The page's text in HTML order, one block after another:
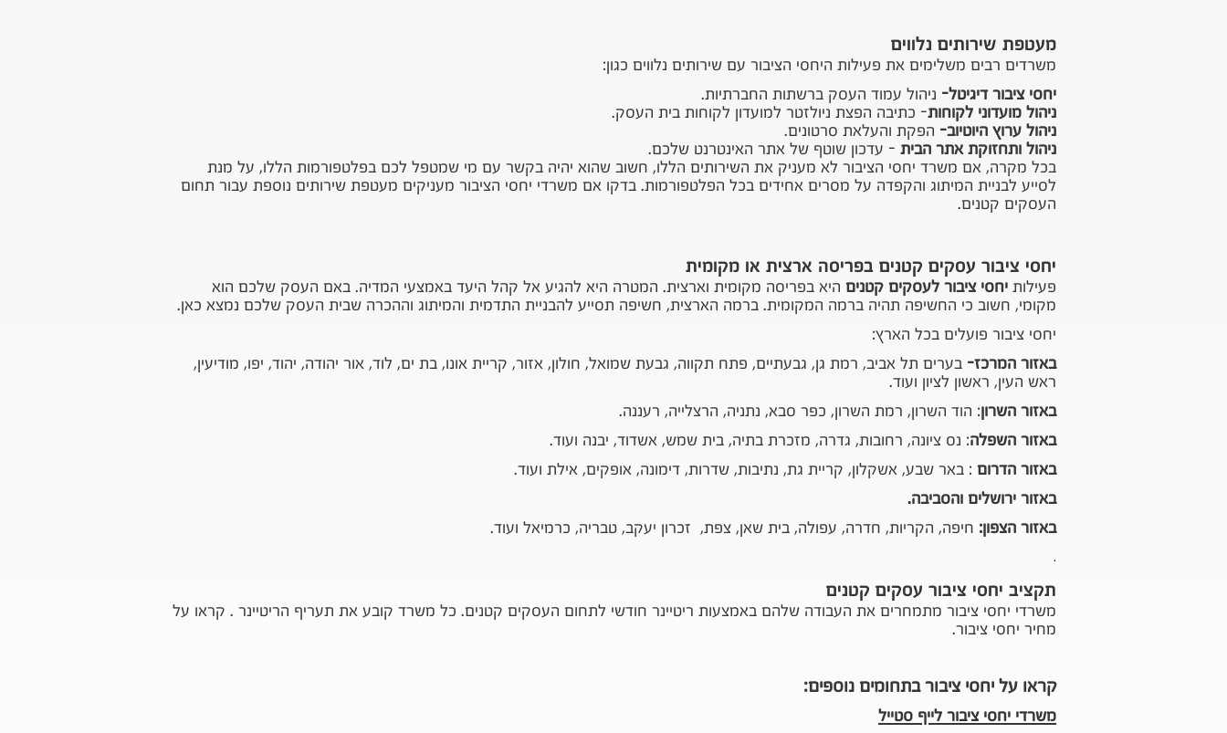
מעטפת שירותים נלווים
משרדים רבים משלימים את פעילות היחסי הציבור עם שירותים נלווים כגון:
יחסי ציבור דיגיטל- ניהול עמוד העסק ברשתות החברתיות.
ניהול מועדוני לקוחות- כתיבה הפצת ניולזטר למועדון לקוחות בית העסק.
ניהול ערוץ היוטיוב- הפקת והעלאת סרטונים.
ניהול ותחזוקת אתר הבית - עדכון שוטף של אתר האינטרנט שלכם.
בכל מקרה, אם משרד יחסי הציבור לא מעניק את השירותים הללו, חשוב שהוא יהיה בקשר עם מי שמטפל לכם בפלטפורמות הללו, על מנת
לסייע לבניית המיתוג והקפדה על מסרים אחידים בכל הפלטפורמות. בדקו אם משרדי יחסי הציבור מעניקים מעטפת שירותים נוספת עבור תחום
העסקים קטנים.
יחסי ציבור עסקים קטנים בפריסה ארצית או מקומית
פעילות יחסי ציבור לעסקים קטנים היא בפריסה מקומית וארצית. המטרה היא להגיע אל קהל היעד באמצעי המדיה. באם העסק שלכם הוא
מקומי, חשוב כי החשיפה תהיה ברמה המקומית. ברמה הארצית, חשיפה תסייע להבניית התדמית והמיתוג וההכרה שבית העסק שלכם נמצא כאן.
יחסי ציבור פועלים בכל הארץ:
באזור המרכז- בערים תל אביב, רמת גן, גבעתיים, פתח תקווה, גבעת שמואל, חולון, אזור, קריית אונו, בת ים, לוד, אור יהודה, יהוד, יפו, מודיעין,
ראש העין, ראשון לציון ועוד.
באזור השרון: הוד השרון, רמת השרון, כפר סבא, נתניה, הרצלייה, רעננה.
באזור השפלה: נס ציונה, רחובות, גדרה, מזכרת בתיה, בית שמש, אשדוד, יבנה ועוד.
באזור הדרום : באר שבע, אשקלון, קריית גת, נתיבות, שדרות, דימונה, אופקים, אילת ועוד.
באזור ירושלים והסביבה.
באזור הצפון: חיפה, הקריות, חדרה, עפולה, בית שאן, צפת, זכרון יעקב, טבריה, כרמיאל ועוד.
.
תקציב יחסי ציבור עסקים קטנים
משרדי יחסי ציבור מתמחרים את העבודה שלהם באמצעות ריטיינר חודשי לתחום העסקים קטנים. כל משרד קובע את תעריף הריטיינר . קראו על
מחיר יחסי ציבור.
קראו על יחסי ציבור בתחומים נוספים:
משרדי יחסי ציבור לייף סטייל